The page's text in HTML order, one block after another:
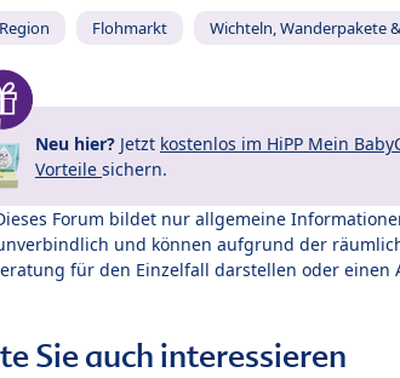
Flohmarkt Wichteln, Wanderpakete
Neu hier? Jetzt kostenlos im HiPP Mein
Vorteile sichern.
Forum bildet nur allgemeine
und können aufgrund der
für den Einzelfall darstellen oder einen
Sie auch interessieren